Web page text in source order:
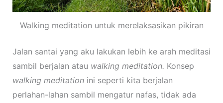
Walking meditation untuk merelaksasikan pikiran
Jalan santai yang aku lakukan lebih ke arah meditasi
sambil berjalan atau walking meditation. Konsep
walking meditationini seperti kita berjalan
perlahan-lahan sambil mengatur nafas, tidak ada